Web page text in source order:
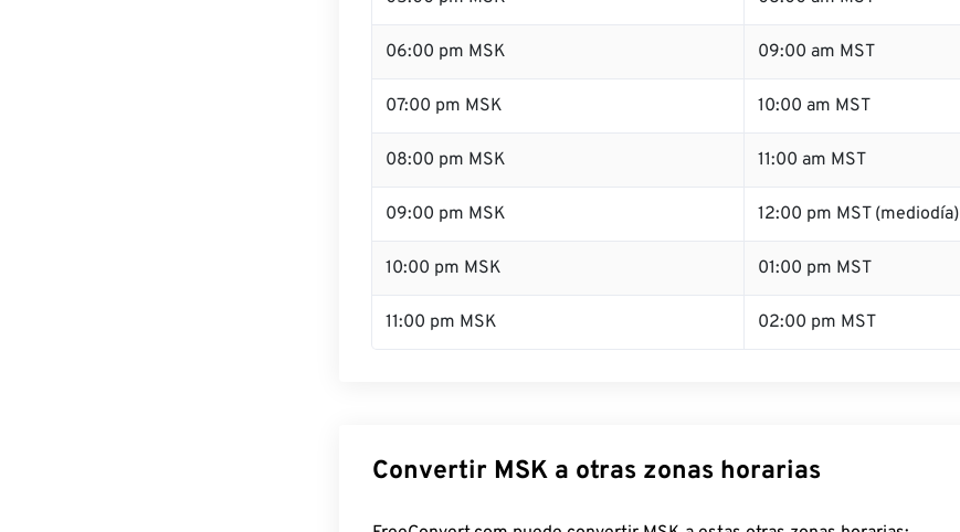
06:00 pm MSK 09:00 am MST
07:00 pm MSK 10:00 am MST
08:00 pm MSK 11:00 am MST
09:00 pm MSK 12:00 pm MST (mediodía)
10:00 pm MSK 01:00 pm MST
11:00 pm MSK 02:00 pm MST
Convertir MSK a otras zonas horarias